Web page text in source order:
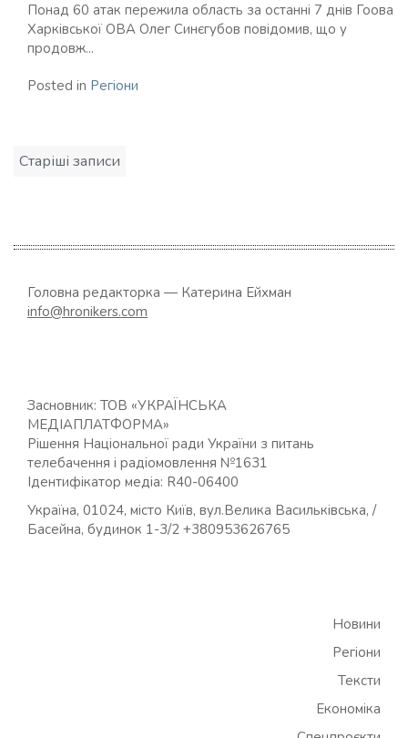
Понад 60 атак пережила область за останні 7 днів Гоова
Харківської ОВА Олег Синєгубов повідомив, що у
продовж...
Posted in Регіони
Навігація
Старіші записи
Головна редакторка — Катерина Ейхман
info@hronikers.com
Засновник: ТОВ «УКРАЇНСЬКА
МЕДІАПЛАТФОРМА»
Рішення Національної ради України з питань
телебачення і радіомовлення №1631
Ідентифікатор медіа: R40-06400
Україна, 01024, місто Київ, вул.Велика Васильківська, /
Басейна, будинок 1-3/2 +380953626765
Новини
Регіони
Тексти
Економіка